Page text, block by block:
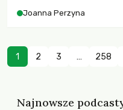
zachodzących zmian
Joanna Perzyna
1 2 3 … 258
Najnowsze